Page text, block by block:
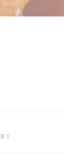
3